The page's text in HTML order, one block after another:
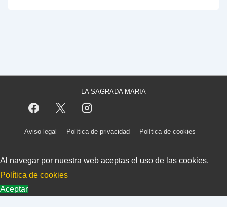
LA SAGRADA MARIA
Menú
pie
de
página
Aviso legal Política de privacidad Política de cookies
Copyright © 2026La Sagrada Maria Club
Al navegar por nuestra web aceptas el uso de las cookies.
Política de cookies
Aceptar